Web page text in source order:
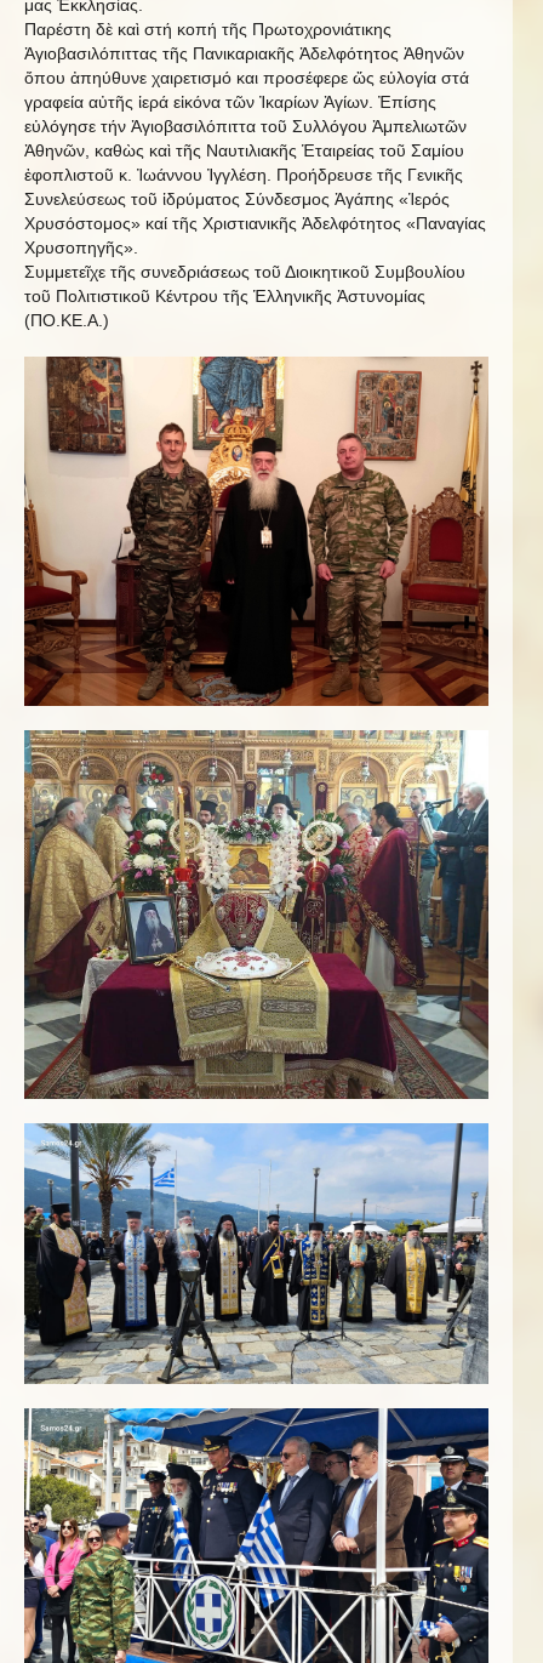
μας Ἐκκλησίας.
Παρέστη δὲ καὶ στή κοπή τῆς Πρωτοχρονιάτικης
Ἁγιοβασιλόπιττας τῆς Πανικαριακῆς Ἀδελφότητος Ἀθηνῶν
ὄπου ἀπηύθυνε χαιρετισμό και προσέφερε ὥς εὐλογία στά
γραφεία αὐτῆς ἱερά εἰκόνα τῶν Ἰκαρίων Ἀγίων. Ἐπίσης
εὐλόγησε τήν Ἁγιοβασιλόπιττα τοῦ Συλλόγου Ἀμπελιωτῶν
Ἀθηνῶν, καθὼς καὶ τῆς Ναυτιλιακῆς Ἑταιρείας τοῦ Σαμίου
ἐφοπλιστοῦ κ. Ἰωάννου Ἰγγλέση. Προήδρευσε τῆς Γενικῆς
Συνελεύσεως τοῦ ἱδρύματος Σύνδεσμος Ἀγάπης «Ἱερός
Χρυσόστομος» καί τῆς Χριστιανικῆς Ἀδελφότητος «Παναγίας
Χρυσοπηγῆς».
Συμμετεῖχε τῆς συνεδριάσεως τοῦ Διοικητικοῦ Συμβουλίου
τοῦ Πολιτιστικοῦ Κέντρου τῆς Ἑλληνικῆς Ἀστυνομίας
(ΠΟ.ΚΕ.Α.)